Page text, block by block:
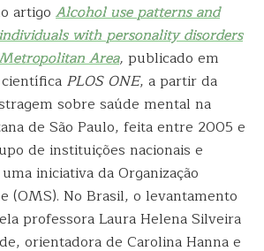
artigo Alcohol use patterns and
with personality disorders
Area, publicado em
PLOS ONE, a partir da
sobre saúde mental na
de São Paulo, feita entre 2005 e
de instituições nacionais e
iniciativa da Organização
(OMS). No Brasil, o levantamento
professora Laura Helena Silveira
orientadora de Carolina Hanna e